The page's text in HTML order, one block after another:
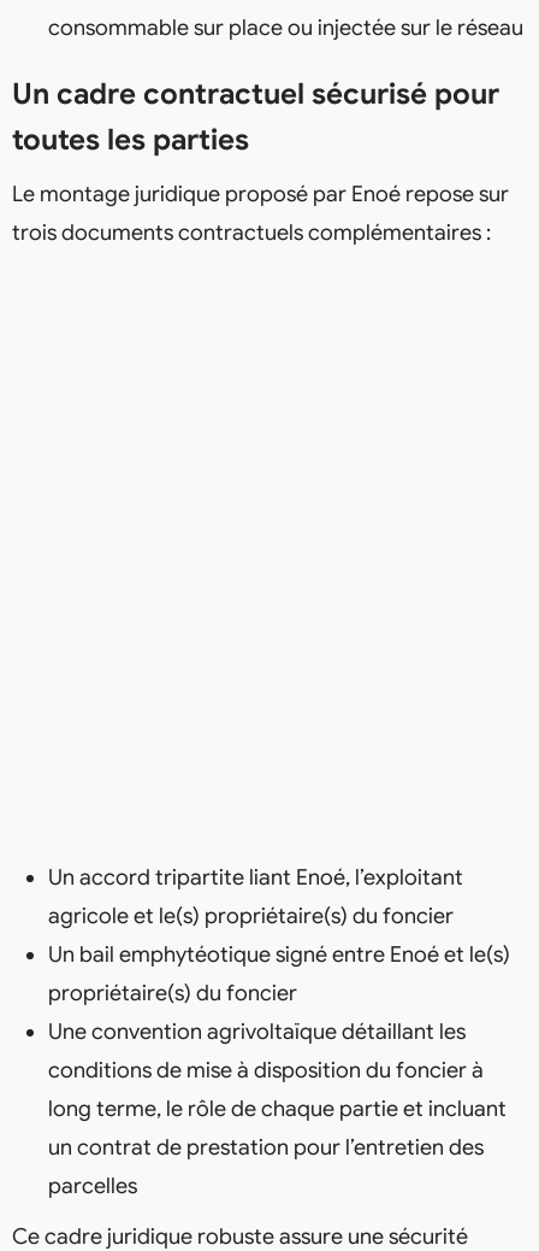
consommable sur place ou injectée sur le réseau
Un cadre contractuel sécurisé pour
toutes les parties
Le montage juridique proposé par Enoé repose sur
trois documents contractuels complémentaires :
Un accord tripartite liant Enoé, l’exploitant
agricole et le(s) propriétaire(s) du foncier
Un bail emphytéotique signé entre Enoé et le(s)
propriétaire(s) du foncier
Une convention agrivoltaïque détaillant les
conditions de mise à disposition du foncier à
long terme, le rôle de chaque partie et incluant
un contrat de prestation pour l’entretien des
parcelles
Ce cadre juridique robuste assure une sécurité